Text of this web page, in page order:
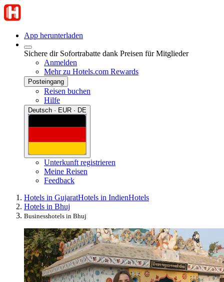
App herunterladen
Sichere dir Sofortrabatte dank Preisen für Mitglieder
Anmelden
Mehr zu Hotels.com Rewards
Posteingang
Reisen buchen
Hilfe
Deutsch · EUR · DE
Unterkunft registrieren
Meine Reisen
Feedback
Hotels in GujaratHotels in IndienHotels
Hotels in Bhuj
Businesshotels in Bhuj